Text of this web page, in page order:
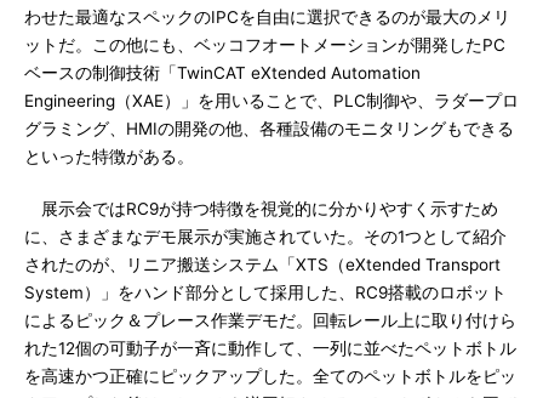
わせた最適なスペックのIPCを自由に選択できるのが最大のメリ
ットだ。この他にも、ベッコフオートメーションが開発したPC
ベースの制御技術「TwinCAT eXtended Automation
Engineering（XAE）」を用いることで、PLC制御や、ラダープロ
グラミング、HMIの開発の他、各種設備のモニタリングもできる
といった特徴がある。
展示会ではRC9が持つ特徴を視覚的に分かりやすく示すため
に、さまざまなデモ展示が実施されていた。その1つとして紹介
されたのが、リニア搬送システム「XTS（eXtended Transport
System）」をハンド部分として採用した、RC9搭載のロボット
によるピック＆プレース作業デモだ。回転レール上に取り付けら
れた12個の可動子が一斉に動作して、一列に並べたペットボトル
を高速かつ正確にピックアップした。全てのペットボトルをピッ